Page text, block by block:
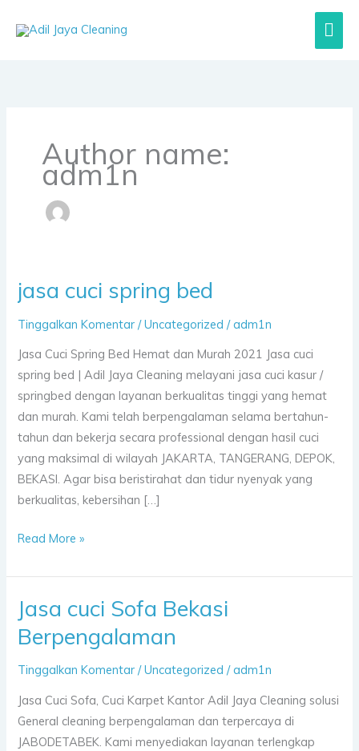
Author name:
adm1n
jasa cuci spring bed
Tinggalkan Komentar /Uncategorized /adm1n
Jasa Cuci Spring Bed Hemat dan Murah 2021 Jasa cuci
spring bed | Adil Jaya Cleaning melayani jasa cuci kasur /
springbed dengan layanan berkualitas tinggi yang hemat
dan murah. Kami telah berpengalaman selama bertahun-
tahun dan bekerja secara professional dengan hasil cuci
yang maksimal di wilayah JAKARTA, TANGERANG, DEPOK,
BEKASI. Agar bisa beristirahat dan tidur nyenyak yang
berkualitas, kebersihan […]
jasa
cuci
spring
bed
Read More »
Jasa cuci Sofa Bekasi
Berpengalaman
Tinggalkan Komentar /Uncategorized /adm1n
Jasa Cuci Sofa, Cuci Karpet Kantor Adil Jaya Cleaning solusi
General cleaning berpengalaman dan terpercaya di
JABODETABEK. Kami menyediakan layanan terlengkap
Jasa
cuci
Sofa
Bekasi